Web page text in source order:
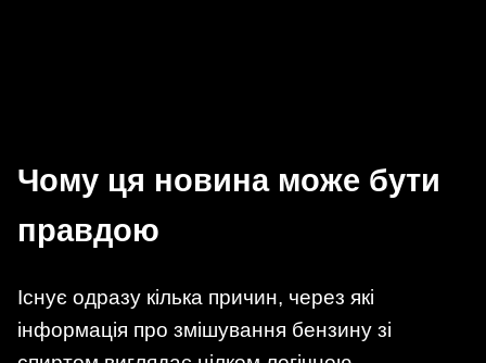
Чому ця новина може бути
правдою
Існує одразу кілька причин, через які
інформація про змішування бензину зі